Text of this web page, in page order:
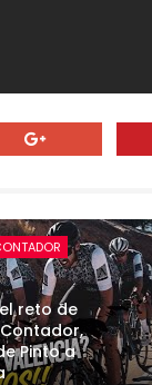
reto de
Pinto a